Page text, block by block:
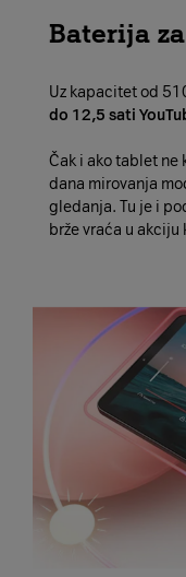
Baterija
Uz kapacitet od
do 12,5 sati
Čak i ako tablet ne
dana mirovanja
gledanja. Tu je i
brže vraća u akciju